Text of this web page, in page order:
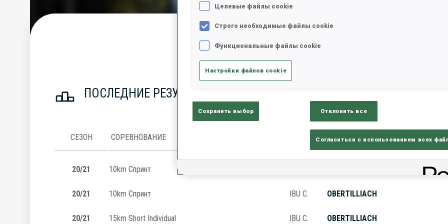
Статистика Результаты и зачеты
ПОСЛЕДНИЕ РЕЗУЛЬТАТЫ
СЕЗОН СОРЕВНОВАНИЕ МЕСТО ПРОВЕДЕНИЯ
20/21 10km Спринт
20/21 10km Спринт IBU C. OBERTILLIACH
20/21 15km Short Individual IBU C. OBERTILLIACH
Целевые файлы cookie
Строго необходимые файлы cookie
Функциональные файлы cookie
Настройки файлов cookie
Сохранить выбор Отклонить все
Согласиться с использованием всех